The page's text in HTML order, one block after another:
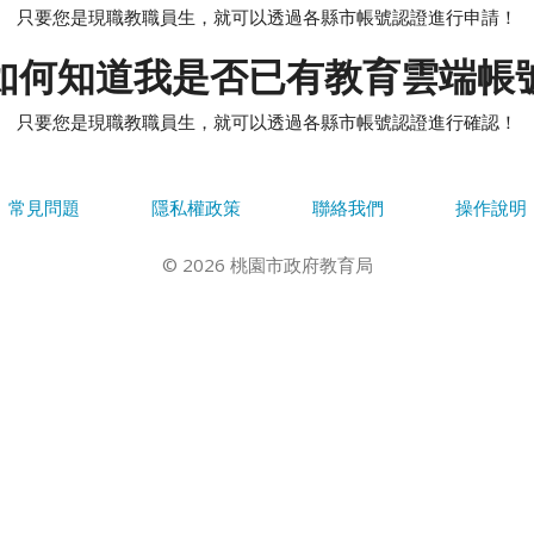
只要您是現職教職員生，就可以透過各縣市帳號認證進行申請！
何知道我是否已有教育雲端帳
只要您是現職教職員生，就可以透過各縣市帳號認證進行確認！
常見問題 隱私權政策 聯絡我們 操作說明
© 2026 桃園市政府教育局